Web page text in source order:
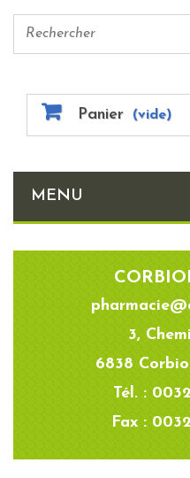
Panier (vide)
MENU
3,
6838
Tél. :
Fax :